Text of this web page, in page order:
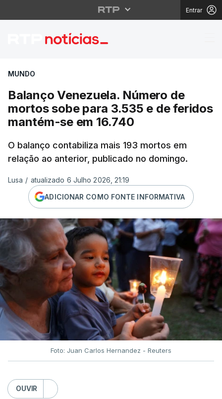
Entrar
Balanço Venezuela.
MUNDO
Balanço Venezuela. Número de
mortos sobe para 3.535 e de feridos
mantém-se em 16.740
O balanço contabiliza mais 193 mortos em
relação ao anterior, publicado no domingo.
Lusa / atualizado 6 Julho 2026, 21:19
ADICIONAR COMO FONTE INFORMATIVA
Foto: Juan Carlos Hernandez - Reuters
OUVIR